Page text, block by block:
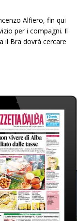
Alfiero, fin qui
per i compagni. Il
il Bra dovrà cercare